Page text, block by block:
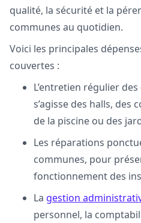
qualité, la sécurité et la
communes au quotidien.
Voici les principales
couvertes :
L’entretien régulier
s’agisse des halls, des
de la piscine ou des
Les réparations
communes, pour
fonctionnement des
La gestion
personnel, la